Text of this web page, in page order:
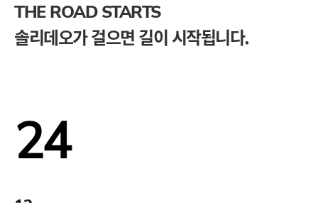
THE ROAD STARTS
솔리데오가 걸으면 길이 시작됩니다.
24